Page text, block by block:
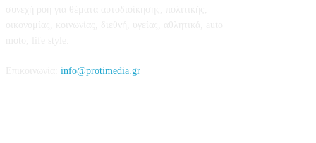
info@protimedia.gr